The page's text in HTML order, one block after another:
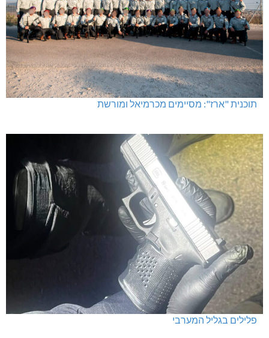
תוכנית "ארז": מסיימים מכרמיאל ומורשת
פלילים בגליל המערבי